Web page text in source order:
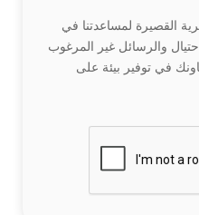
القصيرة لمساعدتنا في
والرسائل غير المرغوب
في توفير بيئة على